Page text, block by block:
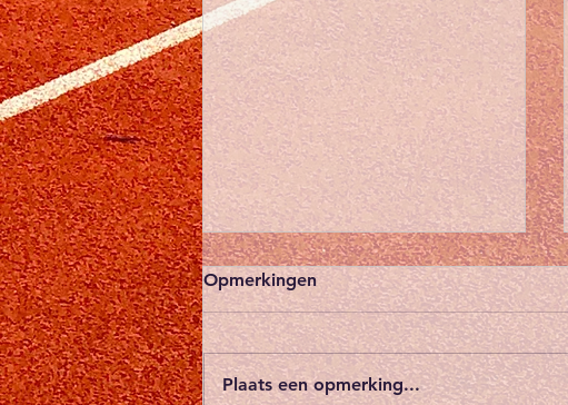
Afgelasting pistemeeting
ZWAT van 27/06/2026
Omdat volgens de
weersvoorspellingen van het
KMI aangaande a.s. zaterdag,
Opmerkingen
Plaats een opmerking...